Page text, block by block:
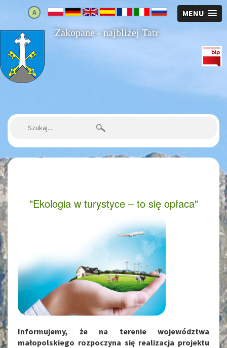
MENU
A
Strona główna Zakopane - najbliżej Tatr
Szukaj:
"Ekologia w turystyce – to się opłaca"
Informujemy, że na terenie województwa
małopolskiego rozpoczyna się realizacja projektu